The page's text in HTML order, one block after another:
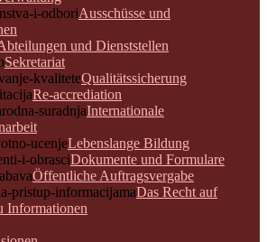
Ausschüsse und
und Dienststellen
Sekretariat
Qualitätssicherung
Re-accrediation
Internationale
Lebenslange Bildung
Dokumente und Formulare
Öffentliche Auftragsvergabe
Das Recht auf
Informationen